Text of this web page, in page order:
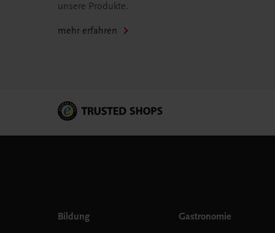
unsere Produkte.
mehr erfahren
Bildung Gastronomie